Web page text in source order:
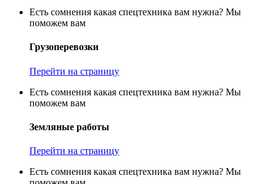
Есть сомнения какая спецтехника вам нужна? Мы
поможем вам
Грузоперевозки
Перейти на страницу
Есть сомнения какая спецтехника вам нужна? Мы
поможем вам
Земляные работы
Перейти на страницу
Есть сомнения какая спецтехника вам нужна? Мы